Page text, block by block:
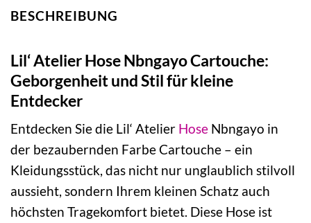
BESCHREIBUNG
Lil‘ Atelier Hose Nbngayo Cartouche:
Geborgenheit und Stil für kleine
Entdecker
Entdecken Sie die Lil‘ Atelier Hose Nbngayo in
der bezaubernden Farbe Cartouche – ein
Kleidungsstück, das nicht nur unglaublich stilvoll
aussieht, sondern Ihrem kleinen Schatz auch
höchsten Tragekomfort bietet. Diese Hose ist